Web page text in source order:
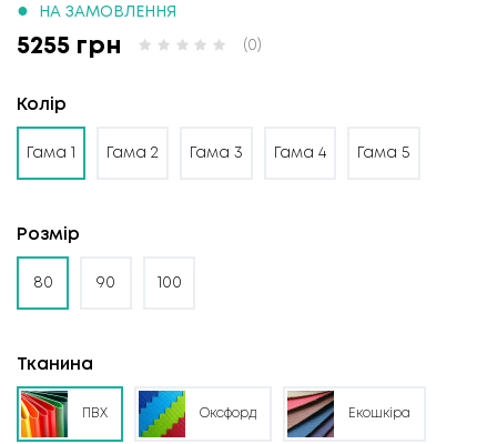
● НА ЗАМОВЛЕННЯ
5255 грн (0)
Колір
Гама 1 Гама 2 Гама 3 Гама 4 Гама 5
Розмір
80 90 100
Тканина
ПВХ Оксфорд Екошкіра